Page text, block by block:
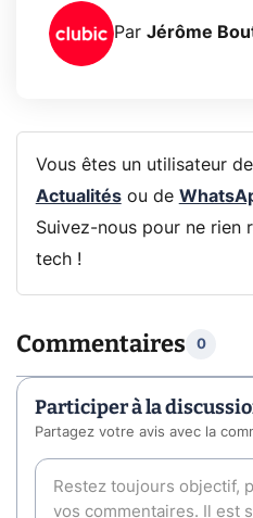
Par Jérôme
Vous êtes un utilisateur de
Actualitésou de
Suivez-nous pour ne rien
tech !
Commentaires 0
Participer à la
Partagez votre avis avec la